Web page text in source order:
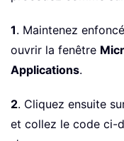
1. Maintenez
ouvrir la fenêtre
Applications.
2. Cliquez ensuite
et collez le code ci-